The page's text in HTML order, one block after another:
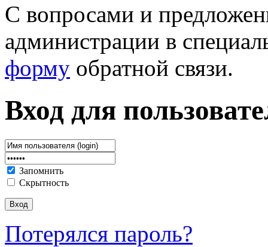
С вопросами и
администрации в
форму обратной связи.
Вход для
Запомнить
Скрытность
Потерялся пароль?